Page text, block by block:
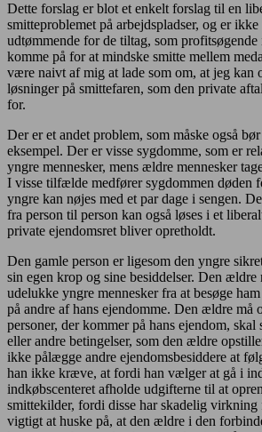
Dette forslag er blot et enkelt forslag til en
smitteproblemet på arbejdspladser, og er
udtømmende for de tiltag, som
komme på for at mindske smitte mellem
være naivt af mig at lade som om, at jeg kan
løsninger på smittefaren, som den private
for.
Der er et andet problem, som måske også
eksempel. Der er visse sygdomme, som er
yngre mennesker, mens ældre mennesker
I visse tilfælde medfører sygdommen døden
yngre kan nøjes med et par dage i sengen.
fra person til person kan også løses i et
private ejendomsret bliver opretholdt.
Den gamle person er ligesom den yngre
sin egen krop og sine besiddelser. Den ældre
udelukke yngre mennesker fra at besøge
på andre af hans ejendomme. Den ældre må
personer, der kommer på hans ejendom, skal
eller andre betingelser, som den ældre
ikke pålægge andre ejendomsbesiddere at
han ikke kræve, at fordi han vælger at gå i
indkøbscenteret afholde udgifterne til at
smittekilder, fordi disse har skadelig
vigtigt at huske på, at den ældre i den